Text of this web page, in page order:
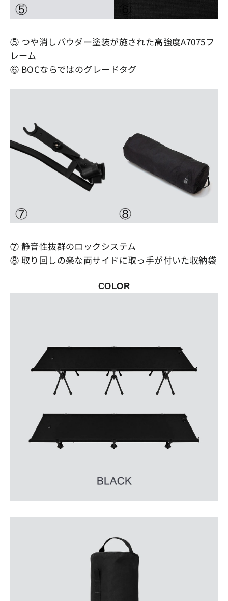
⑤ つや消しパウダー塗装が施された高強度A7075フ
レーム
⑥ BOCならではのグレードタグ
⑦ 静音性抜群のロックシステム
⑧ 取り回しの楽な両サイドに取っ手が付いた収納袋
COLOR